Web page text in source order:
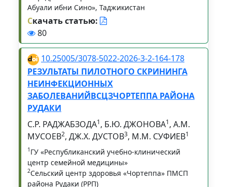
Абуали ибни Сино», Таджикистан
Скачать статью:
80
10.25005/3078-5022-2026-3-2-164-178
РЕЗУЛЬТАТЫ ПИЛОТНОГО СКРИНИНГА
НЕИНФЕКЦИОННЫХ
ЗАБОЛЕВАНИЙВСЦЗЧОРТЕППА РАЙОНА
РУДАКИ
С.Р. РАДЖАБЗОДА1, Б.Ю. ДЖОНОВА1, А.М.
МУСОЕВ2, ДЖ.Х. ДУСТОВ3, М.М. СУФИЕВ1
1 ГУ «Республиканский учебно-клинический
центр семейной медицины»
2Сельский центр здоровья «Чортеппа» ПМСП
района Рудаки (РРП)